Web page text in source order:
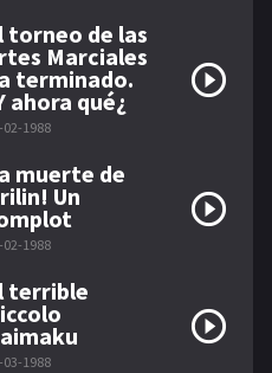
torneo de las
Marciales
terminado.
ahora qué¿
02-1988
muerte de
Un
02-1988
terrible
03-1988